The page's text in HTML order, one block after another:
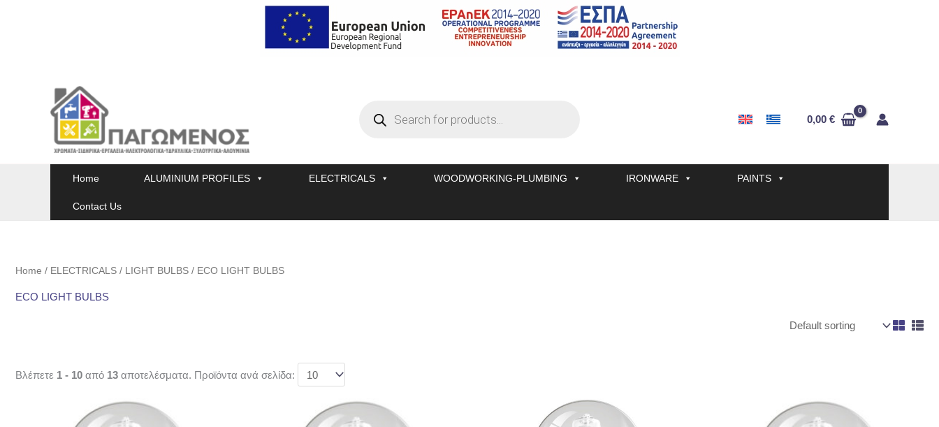
0,00 €
Home ALUMINIUM PROFILES ELECTRICALS WOODWORKING-PLUMBING IRONWARE PAINTS
Contact Us
Home / ELECTRICALS / LIGHT BULBS / ECO LIGHT BULBS
ECO LIGHT BULBS
Βλέπετε 1 - 10 από 13 αποτελέσματα. Προϊόντα ανά σελίδα: